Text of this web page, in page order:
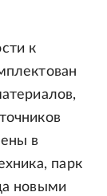
к
в
парк
новыми